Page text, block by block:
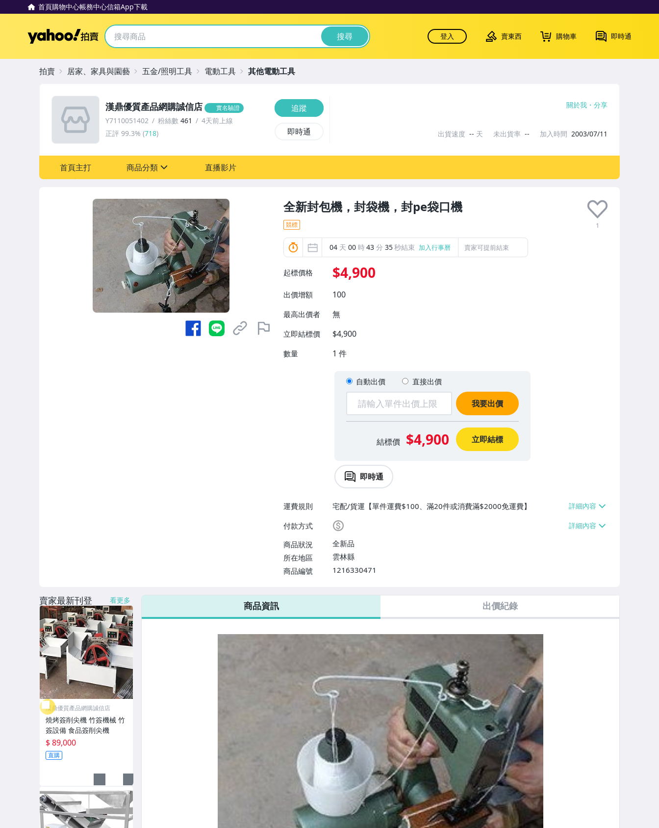
首頁購物中心帳務中心信箱App下載
Yahoo拍賣 搜尋 登入 賣東西 購物車 即時通
全新封包機，封袋機，封pe袋口機
1
競標
04 天 00 時43 分 33秒結束 加入行事曆 賣家可提前結束
起標價格 $4,900
出價增額 100
最高出價者 無
立即結標價 $4,900
數量 1 件
自動出價 直接出價
我要出價
結標價 $4,900 立即結標
即時通
運費規則
宅配/貨運【單件運費$100、滿20件或消費滿$2000免運費】
付款方式
商品狀況
全新品
所在地區
雲林縣
商品編號
1216330471
漢鼎優質產品網購誠信店 實名驗證
Y7110051402 粉絲數 461
4天前上線
正評 99.3% (718)
追蹤
即時通
關於我 分享
出貨速度 -- 天 未出貨率 -- 加入時間 2003/07/11
首頁主打 商品分類
圖書/影音/文具
古董、藝術與礦石
女裝與服飾配件
男性精品與服飾
直播影片
拍賣 居家、家具與園藝 五金/照明工具 電動工具 其他電動工具
商品資訊 出價紀錄
賣家最新刊登 看更多
漢鼎優質產品網購誠信店
燒烤簽削尖機 竹簽機械 竹
簽設備 食品簽削尖機
$ 89,000
直購